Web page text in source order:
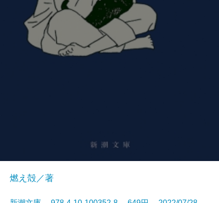
燃え殻／著